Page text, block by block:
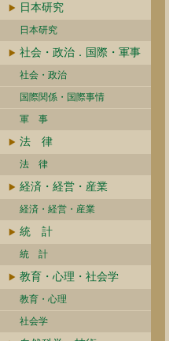
日本研究
日本研究
社会・政治．国際・軍事
社会・政治
国際関係・国際事情
軍 事
法 律
法 律
経済・経営・産業
経済・経営・産業
統 計
統 計
教育・心理・社会学
教育・心理
社会学